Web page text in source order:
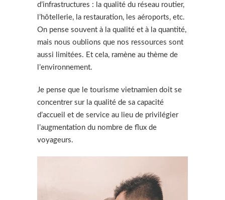
d’infrastructures : la qualité du réseau routier,
l’hôtellerie, la restauration, les aéroports, etc.
On pense souvent à la qualité et à la quantité,
mais nous oublions que nos ressources sont
aussi limitées. Et cela, ramène au thème de
l’environnement.
Je pense que le tourisme vietnamien doit se
concentrer sur la qualité de sa capacité
d’accueil et de service au lieu de privilégier
l’augmentation du nombre de flux de
voyageurs.